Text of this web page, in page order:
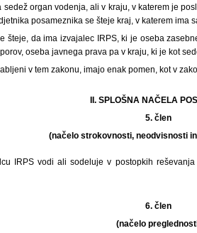
sedež organ vodenja, ali v kraju, v katerem je
posameznika se šteje kraj, v katerem ima
šteje, da ima izvajalec IRPS, ki je oseba
oseba javnega prava pa v kraju, ki je kot
v tem zakonu, imajo enak pomen, kot v
II. SPLOŠNA NAČELA
5. člen
(načelo strokovnosti, neodvisnosti
IRPS vodi ali sodeluje v postopkih
6. člen
(načelo